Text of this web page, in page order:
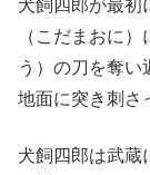
犬飼四郎が最初
（こだまおに
う）の刀を奪
地面に突き刺さ
犬飼四郎は武蔵